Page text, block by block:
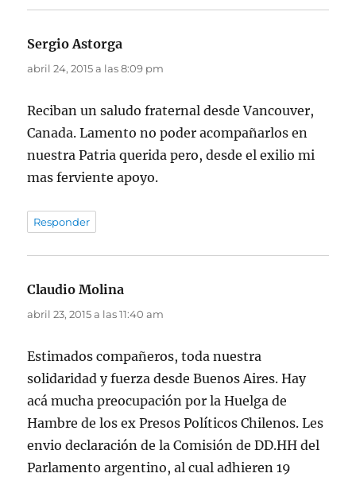
Sergio Astorga
abril 24, 2015 a las 8:09 pm
Reciban un saludo fraternal desde Vancouver,
Canada. Lamento no poder acompañarlos en
nuestra Patria querida pero, desde el exilio mi
mas ferviente apoyo.
Responder
Claudio Molina
abril 23, 2015 a las 11:40 am
Estimados compañeros, toda nuestra
solidaridad y fuerza desde Buenos Aires. Hay
acá mucha preocupación por la Huelga de
Hambre de los ex Presos Políticos Chilenos. Les
envio declaración de la Comisión de DD.HH del
Parlamento argentino, al cual adhieren 19